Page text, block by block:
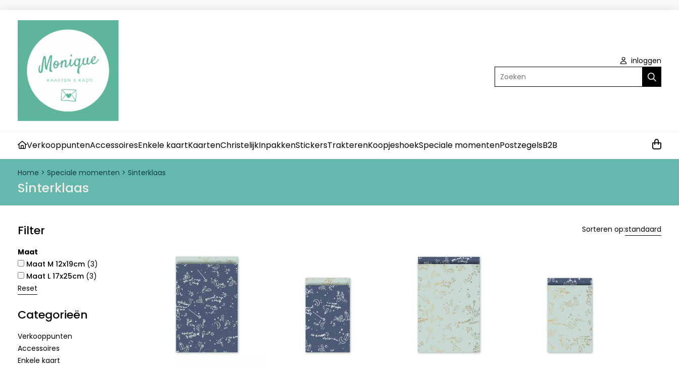
inloggen
Zoeken
VerkooppuntenAccessoiresEnkele kaartKaartenChristelijkInpakkenStickersTrakterenKoopjeshoekSpeciale momentenPostzegelsB2B
Home > Speciale momenten > Sinterklaas
Sinterklaas
Filter
Maat
Maat M 12x19cm (3)
Maat L 17x25cm (3)
Reset
Categorieën
Verkooppunten
Accessoires
Enkele kaart
Sorteren op:standaard